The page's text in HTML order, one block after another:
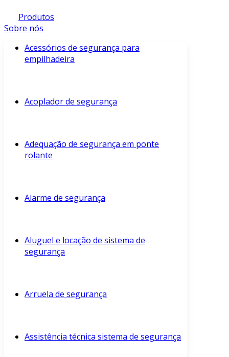
Produtos
Sobre nós
Acessórios de segurança para
empilhadeira
Acoplador de segurança
Adequação de segurança em ponte
rolante
Alarme de segurança
Aluguel e locação de sistema de
segurança
Arruela de segurança
Assistência técnica sistema de segurança